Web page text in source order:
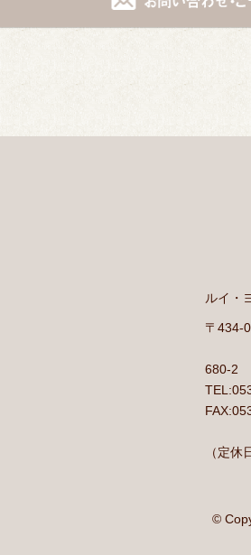
ルイ・
〒434-
静岡
680-2
（定
©